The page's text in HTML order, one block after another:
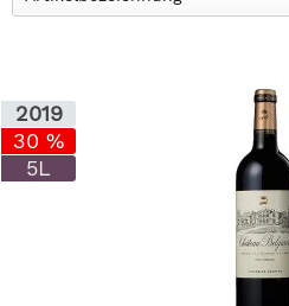
2019
30 %
5L